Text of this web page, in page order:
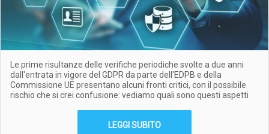
Le prime risultanze delle verifiche periodiche svolte a due anni
dall'entrata in vigore del GDPR da parte dell'EDPB e della
Commissione UE presentano alcuni fronti critici, con il possibile
rischio che si crei confusione: vediamo quali sono questi aspetti
LEGGI SUBITO